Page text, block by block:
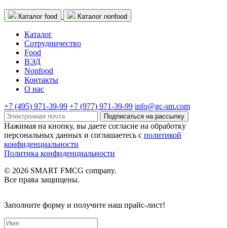
Каталог food Каталог nonfood
Каталог
Cотрудничество
Food
ВЭД
Nonfood
Контакты
О нас
+7 (495) 971-39-99 +7 (977) 971-39-99 info@gc-sm.com
Подписаться на рассылку
Нажимая на кнопку, вы даете согласие на обработку
персональных данных и соглашаетесь c политикой
конфиденциальности
Политика конфиденциальности
© 2026 SMART FMCG company.
Все права защищены.
Заполните форму и получите наш прайс-лист!